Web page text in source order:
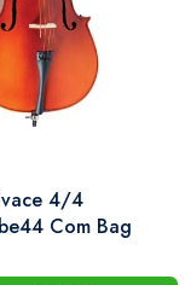
4/4
Com Bag